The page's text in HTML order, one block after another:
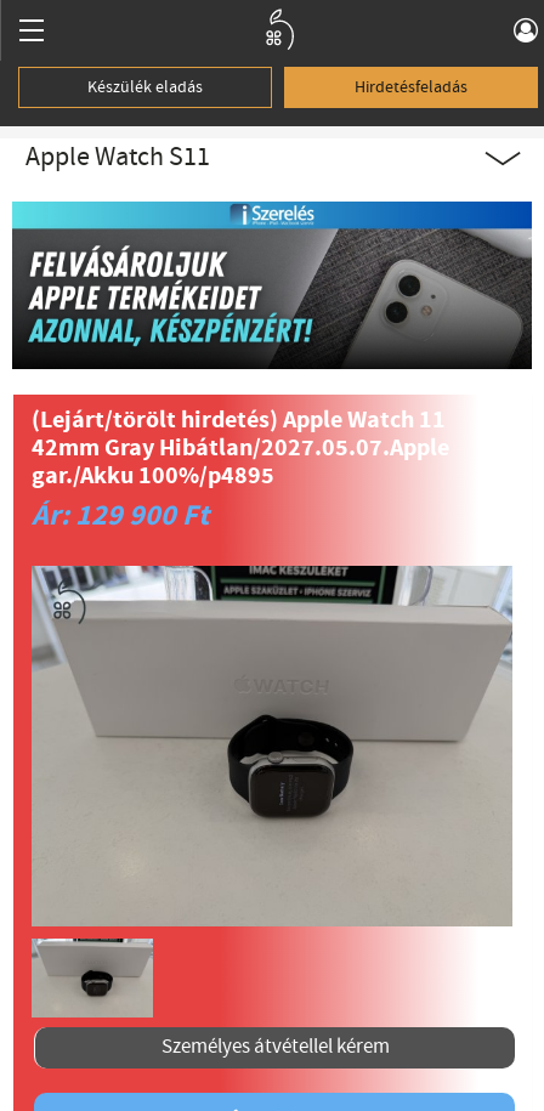
Készülék eladás Hirdetésfeladás
Apple Watch S11
(Lejárt/törölt hirdetés)Apple Watch 11
42mm Gray Hibátlan/2027.05.07.Apple
gar./Akku 100%/p4895
Ár: 129 900 Ft
Személyes átvétellel kérem